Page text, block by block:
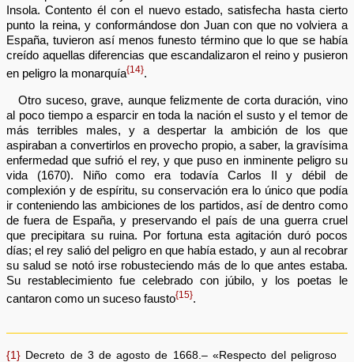
Insola. Contento él con el nuevo estado, satisfecha hasta cierto
punto la reina, y conformándose don Juan con que no volviera a
España, tuvieron así menos funesto término que lo que se había
creído aquellas diferencias que escandalizaron el reino y pusieron
en peligro la monarquía{14}.
Otro suceso, grave, aunque felizmente de corta duración, vino
al poco tiempo a esparcir en toda la nación el susto y el temor de
más terribles males, y a despertar la ambición de los que
aspiraban a convertirlos en provecho propio, a saber, la gravísima
enfermedad que sufrió el rey, y que puso en inminente peligro su
vida (1670). Niño como era todavía Carlos II y débil de
complexión y de espíritu, su conservación era lo único que podía
ir conteniendo las ambiciones de los partidos, así de dentro como
de fuera de España, y preservando el país de una guerra cruel
que precipitara su ruina. Por fortuna esta agitación duró pocos
días; el rey salió del peligro en que había estado, y aun al recobrar
su salud se notó irse robusteciendo más de lo que antes estaba.
Su restablecimiento fue celebrado con júbilo, y los poetas le
cantaron como un suceso fausto{15}.
{1} Decreto de 3 de agosto de 1668.– «Respecto del peligroso